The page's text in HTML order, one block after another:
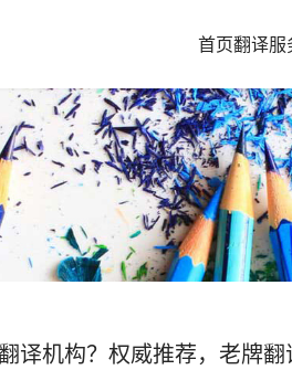
首页翻译服
译机构？权威推荐，老牌翻